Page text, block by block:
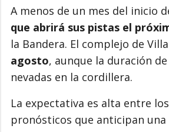
A menos de un mes del inicio
que abrirá sus pistas el
la Bandera. El complejo de
agosto, aunque la duración
nevadas en la cordillera.
La expectativa es alta entre
pronósticos que anticipan